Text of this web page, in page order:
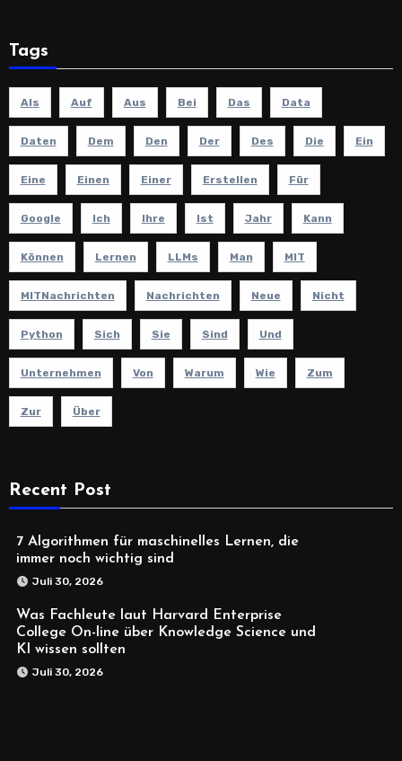
Tags
Als Auf Aus Bei Das Data
Daten Dem Den Der Des Die Ein
Eine Einen Einer Erstellen Für
Google Ich Ihre Ist Jahr Kann
Können Lernen LLMs Man MIT
MITNachrichten Nachrichten Neue Nicht
Python Sich Sie Sind Und
Unternehmen Von Warum Wie Zum
Zur Über
Recent Post
7 Algorithmen für maschinelles Lernen, die
immer noch wichtig sind
Juli 30, 2026
Was Fachleute laut Harvard Enterprise
College On-line über Knowledge Science und
KI wissen sollten
Juli 30, 2026